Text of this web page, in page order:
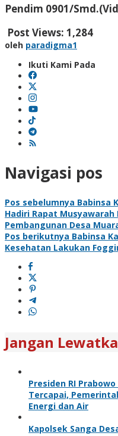
Pendim 0901/
Post Views: 1,284
oleh paradigma1
Ikuti Kami Pada
Navigasi pos
Pos sebelumnya Babinsa
Hadiri Rapat Musyawarah
Pembangunan Desa
Pos berikutnya Babinsa
Kesehatan Lakukan
Jangan
Presiden RI
Tercapai,
Energi dan Air
Kapolsek Sanga